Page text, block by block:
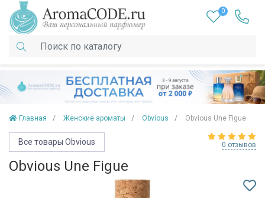
0
Главная Женские ароматы Obvious Obvious Une Figue
Все товары Obvious 0 отзывов
Obvious Une Figue